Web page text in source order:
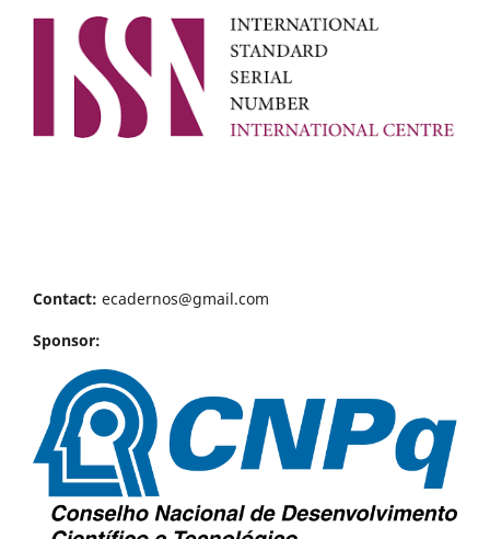
Contact: ecadernos@gmail.com
Sponsor: